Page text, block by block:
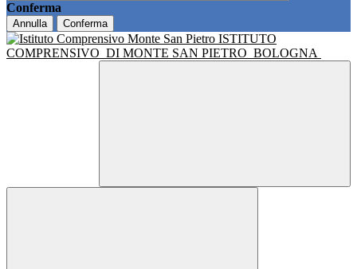
Conferma
Annulla Conferma
ISTITUTO
COMPRENSIVO DI MONTE SAN PIETRO BOLOGNA